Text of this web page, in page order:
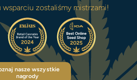
wsparciu zostaliśmy mistrzami!
nasze wszystkie
nagrody